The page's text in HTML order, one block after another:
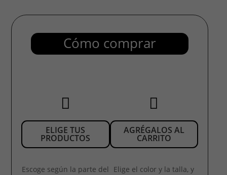
Cómo comprar

ELIGE TUS
PRODUCTOS
Escoge según la parte del

AGRÉGALOS AL
CARRITO
Elige el color y la talla, y